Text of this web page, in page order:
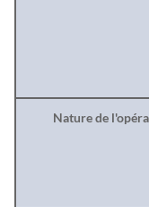
Nature de